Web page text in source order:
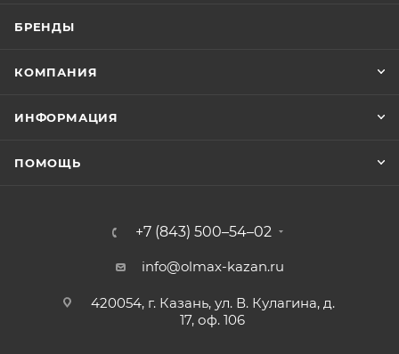
БРЕНДЫ
КОМПАНИЯ
ИНФОРМАЦИЯ
ПОМОЩЬ
+7 (843) 500–54–02
info@olmax-kazan.ru
420054, г. Казань, ул. В. Кулагина, д.
17, оф. 106